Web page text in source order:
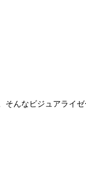
んなビジュアライ